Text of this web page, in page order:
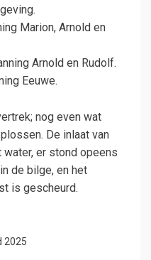
Marion, Arnold en
Arnold en Rudolf.
Eeuwe.
nog even wat
De inlaat van
er stond opeens
de bilge, en het
is gescheurd.
2025